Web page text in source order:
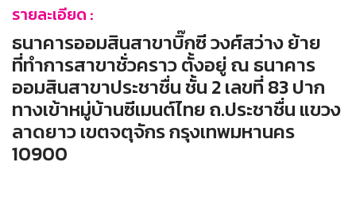
รายละเอียด :
ธนาคารออมสินสาขาบิ๊กซี วงศ์สว่าง ย้าย
ที่ทำการสาขาชั่วคราว ตั้งอยู่ ณ ธนาคาร
ออมสินสาขาประชาชื่น ชั้น 2 เลขที่ 83 ปาก
ทางเข้าหมู่บ้านซีเมนต์ไทย ถ.ประชาชื่น แขวง
ลาดยาว เขตจตุจักร กรุงเทพมหานคร
10900